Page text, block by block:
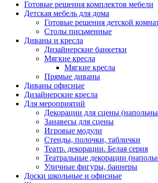
Готовые решения комплектов мебели
Детская мебель для дома
Готовые решения детской
Столы письменные
Диваны и кресла
Дизайнерские банкетки
Мягкие кресла
Мягкие кресла
Прямые диваны
Диваны офисные
Дизайнерские кресла
Для мероприятий
Декорации для сцены
Занавесы для сцены
Игровые модули
Стенды, полочки, таблички
Театр. декорации. Белая серия
Театральные декорации
Уличные фигуры, баннеры
Доски школьные и офисные